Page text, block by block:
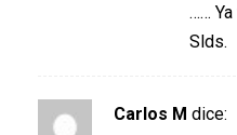
……
Slds.
Carlos M dice: